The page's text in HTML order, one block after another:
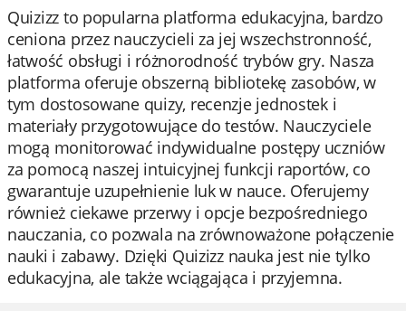
Quizizz to popularna platforma edukacyjna, bardzo
ceniona przez nauczycieli za jej wszechstronność,
łatwość obsługi i różnorodność trybów gry. Nasza
platforma oferuje obszerną bibliotekę zasobów, w
tym dostosowane quizy, recenzje jednostek i
materiały przygotowujące do testów. Nauczyciele
mogą monitorować indywidualne postępy uczniów
za pomocą naszej intuicyjnej funkcji raportów, co
gwarantuje uzupełnienie luk w nauce. Oferujemy
również ciekawe przerwy i opcje bezpośredniego
nauczania, co pozwala na zrównoważone połączenie
nauki i zabawy. Dzięki Quizizz nauka jest nie tylko
edukacyjna, ale także wciągająca i przyjemna.